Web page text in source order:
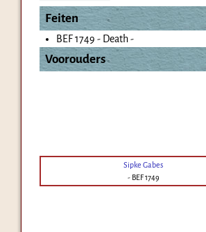
Feiten
BEF 1749 - Death -
Voorouders
Sipke Gabes
- BEF 1749